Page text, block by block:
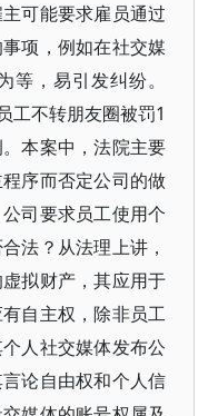
可能要求雇员通过
项，例如在社交媒
，易引发纠纷。
工不转朋友圈被罚1
本案中，法院主要
序而否定公司的做
司要求员工使用个
法？从法理上讲，
拟财产，其应用于
自主权，除非员工
人社交媒体发布公
论自由权和个人信